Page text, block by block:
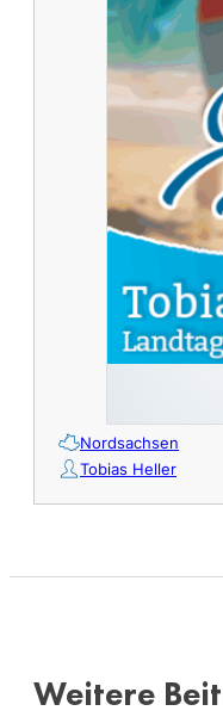
Nordsachsen
Tobias Heller
Weitere